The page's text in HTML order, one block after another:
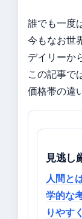
誰でも一度
今もなお世
デイリーか
この記事で
価格帯の違
見逃し
人間と
学的な
りやす